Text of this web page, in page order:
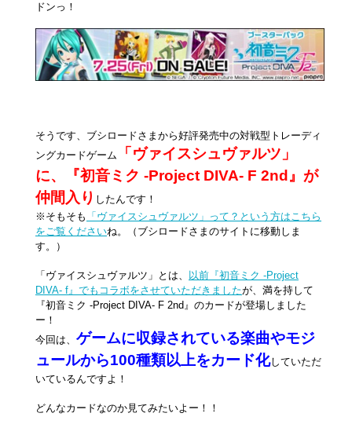
ドンっ！
そうです、ブシロードさまから好評発売中の対戦型トレーディ
ングカードゲーム
「ヴァイスシュヴァルツ」
に、『初音ミク -Project DIVA- F 2nd』が
仲間入り したんです！
※そもそも 「ヴァイスシュヴァルツ」って？という方はこちら
をご覧くださいね。（ブシロードさまのサイトに移動しま
す。）
「ヴァイスシュヴァルツ」とは、
以前『初音ミク -Project
DIVA- f』でもコラボをさせていただきましたが、満を持して
『初音ミク -Project DIVA- F 2nd』のカードが登場しました
ー！
今回は、 ゲームに収録されている楽曲やモジ
ュールから100種類以上をカード化していただ
いているんですよ！
どんなカードなのか見てみたいよー！！